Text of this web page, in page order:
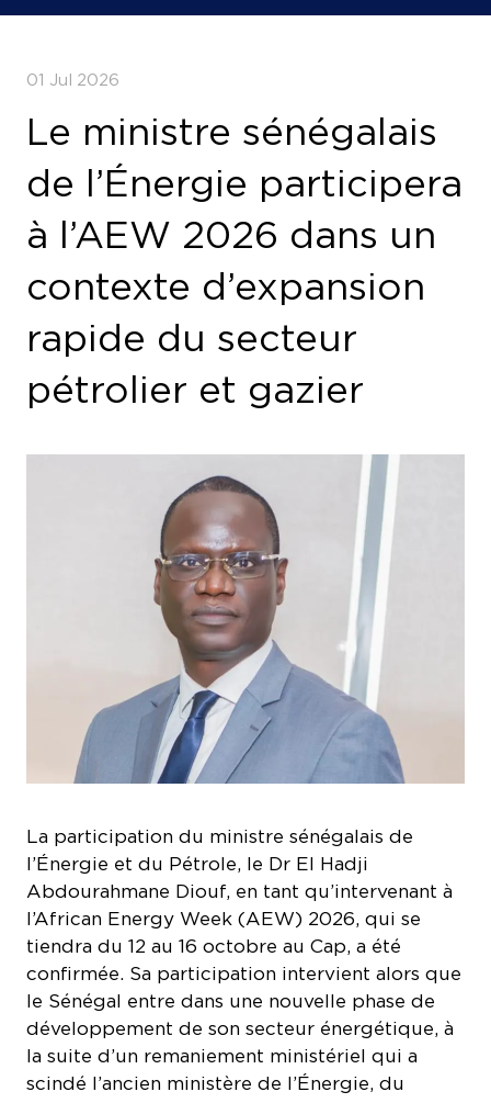
Le ministre sénégalais
de l’Énergie participera
à l’AEW 2026 dans un
contexte d’expansion
rapide du secteur
pétrolier et gazier
l’Énergie et du Pétrole, le Dr El Hadji
Abdourahmane Diouf, en tant qu’intervenant à
l’African Energy Week (AEW) 2026, qui se
tiendra du 12 au 16 octobre au Cap, a été
confirmée. Sa participation intervient alors que
le Sénégal entre dans une nouvelle phase de
développement de son secteur énergétique, à
la suite d’un remaniement ministériel qui a
scindé l’ancien ministère de l’Énergie, du
Pétrole et des Mines en deux portefeuilles